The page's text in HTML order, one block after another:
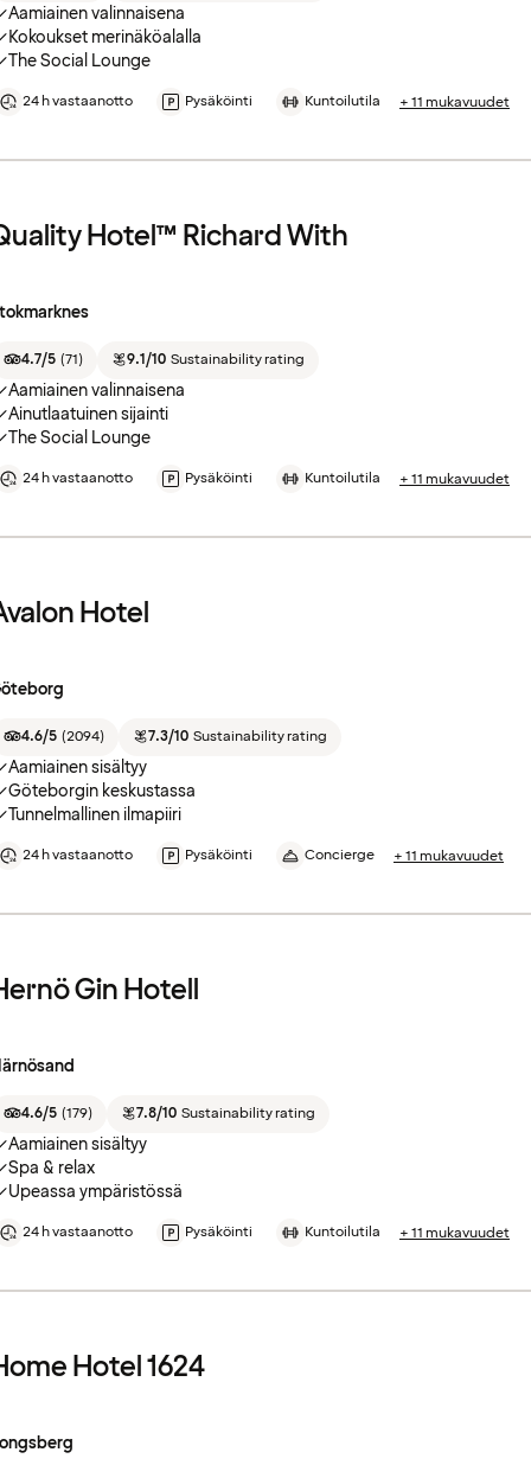
Aamiainen valinnaisena
Kokoukset merinäköalalla
The Social Lounge
24 h vastaanotto Pysäköinti Kuntoilutila + 11 mukavuudet
Hotel™ Richard With
4.7/5 (71) 9.1/10 Sustainability rating
Aamiainen valinnaisena
Ainutlaatuinen sijainti
The Social Lounge
24 h vastaanotto Pysäköinti Kuntoilutila + 11 mukavuudet
Hotel
4.6/5 (2094) 7.3/10 Sustainability rating
Aamiainen sisältyy
Göteborgin keskustassa
Tunnelmallinen ilmapiiri
24 h vastaanotto Pysäköinti Concierge + 11 mukavuudet
Gin Hotell
4.6/5 (179) 7.8/10 Sustainability rating
Aamiainen sisältyy
Spa & relax
Upeassa ympäristössä
24 h vastaanotto Pysäköinti Kuntoilutila + 11 mukavuudet
Hotel 1624